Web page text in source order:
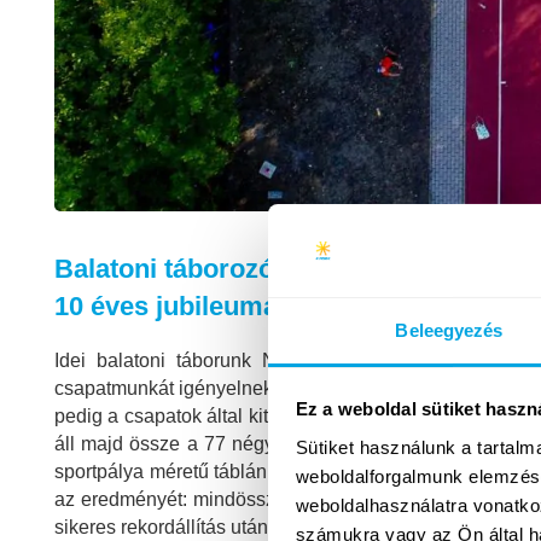
Beleegyezés
Ez a weboldal sütiket
Sütiket használunk a
weboldalforgalmunk
weboldalhasználatra
számukra vagy az Ön által
Balatoni táborozóink újabb hivatalos
10 éves jubileuma ihlette.
Idei balatoni táborunk Nagy Rekordkísérletének
csapatmunkát igényelnek, és ez idén sem volt
pedig a csapatok által kitalált saját csoportjelvény egy
áll majd össze a 77 négyzetméter alapterületű óriás
sportpálya méretű táblán úgy, hogy egyszerre egy
az eredményét: mindössze 10 perc és 49 másodperc
sikeres rekordállítás után megfordítottuk a lapokat és a